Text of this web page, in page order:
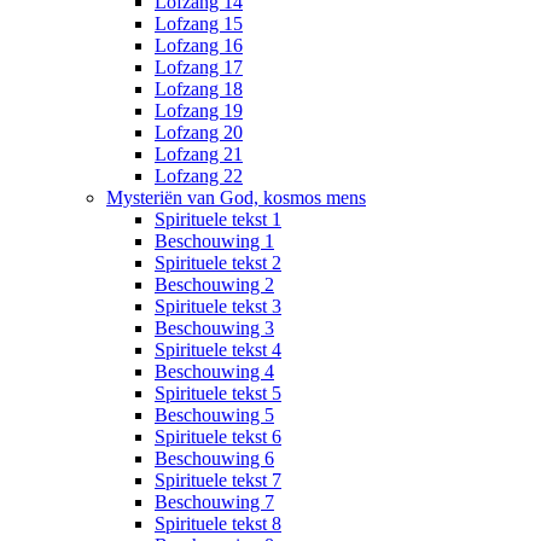
Lofzang 15
Lofzang 16
Lofzang 17
Lofzang 18
Lofzang 19
Lofzang 20
Lofzang 21
Lofzang 22
Mysteriën van God, kosmos mens
Spirituele tekst 1
Beschouwing 1
Spirituele tekst 2
Beschouwing 2
Spirituele tekst 3
Beschouwing 3
Spirituele tekst 4
Beschouwing 4
Spirituele tekst 5
Beschouwing 5
Spirituele tekst 6
Beschouwing 6
Spirituele tekst 7
Beschouwing 7
Spirituele tekst 8